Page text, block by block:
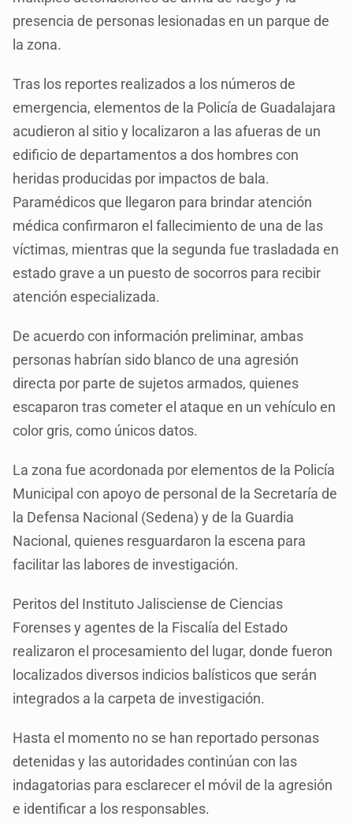
presencia de personas lesionadas en un parque de
la zona.
Tras los reportes realizados a los números de
emergencia, elementos de la Policía de Guadalajara
acudieron al sitio y localizaron a las afueras de un
edificio de departamentos a dos hombres con
heridas producidas por impactos de bala.
Paramédicos que llegaron para brindar atención
médica confirmaron el fallecimiento de una de las
víctimas, mientras que la segunda fue trasladada en
estado grave a un puesto de socorros para recibir
atención especializada.
De acuerdo con información preliminar, ambas
personas habrían sido blanco de una agresión
directa por parte de sujetos armados, quienes
escaparon tras cometer el ataque en un vehículo en
color gris, como únicos datos.
La zona fue acordonada por elementos de la Policía
Municipal con apoyo de personal de la Secretaría de
la Defensa Nacional (Sedena) y de la Guardia
Nacional, quienes resguardaron la escena para
facilitar las labores de investigación.
Peritos del Instituto Jalisciense de Ciencias
Forenses y agentes de la Fiscalía del Estado
realizaron el procesamiento del lugar, donde fueron
localizados diversos indicios balísticos que serán
integrados a la carpeta de investigación.
Hasta el momento no se han reportado personas
detenidas y las autoridades continúan con las
indagatorias para esclarecer el móvil de la agresión
e identificar a los responsables.